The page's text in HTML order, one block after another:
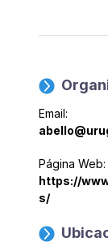
Email:
Página Web:
https://
s/